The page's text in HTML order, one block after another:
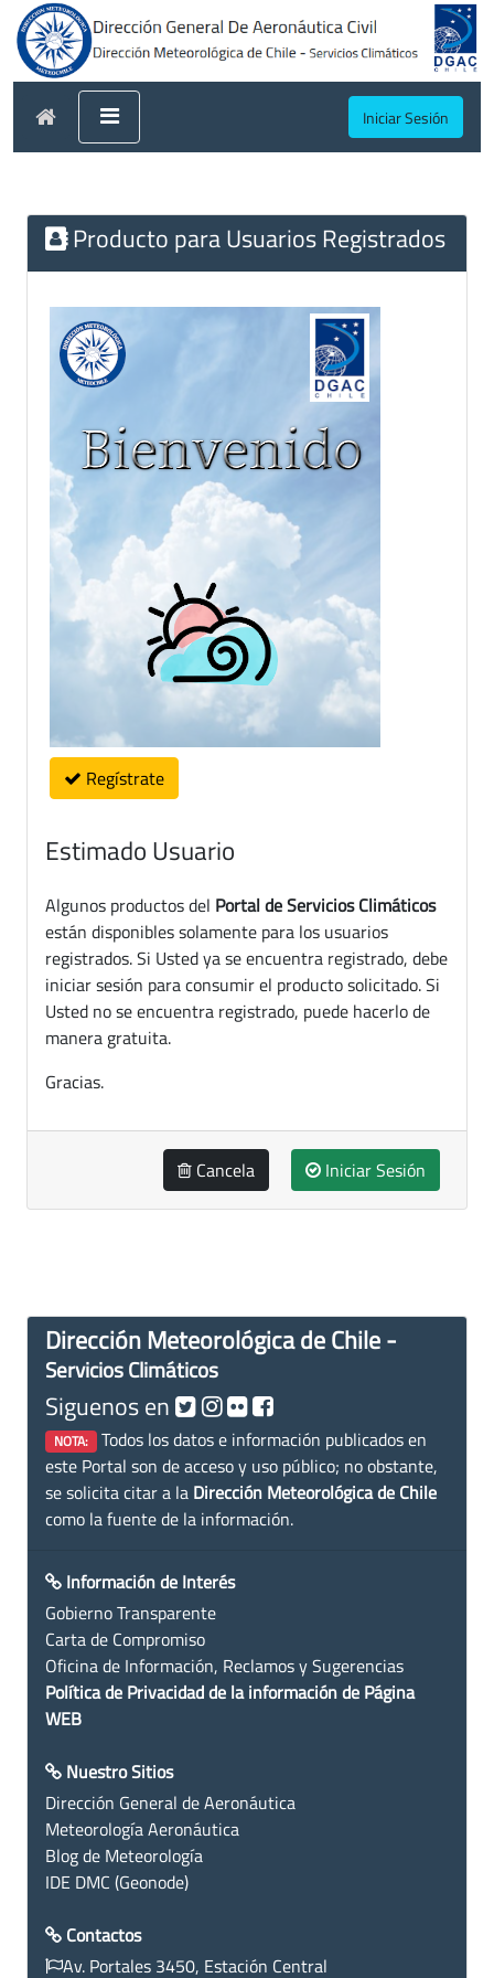
Iniciar Sesión
Producto para Usuarios Registrados
Regístrate
Estimado Usuario
Algunos productos del Portal de Servicios Climáticos
están disponibles solamente para los usuarios
registrados. Si Usted ya se encuentra registrado, debe
iniciar sesión para consumir el producto solicitado. Si
Usted no se encuentra registrado, puede hacerlo de
manera gratuita.
Gracias.
Cancela Iniciar Sesión
Dirección Meteorológica de Chile -
Servicios Climáticos
Siguenos en
NOTA: Todos los datos e información publicados en
este Portal son de acceso y uso público; no obstante,
se solicita citar a la Dirección Meteorológica de Chile
como la fuente de la información.
Información de Interés
Gobierno Transparente
Carta de Compromiso
Oficina de Información, Reclamos y Sugerencias
Política de Privacidad de la información de Página
WEB
Nuestro Sitios
Dirección General de Aeronáutica
Meteorología Aeronáutica
Blog de Meteorología
IDE DMC (Geonode)
Contactos
Av. Portales 3450, Estación Central